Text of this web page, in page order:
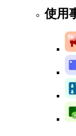
使用